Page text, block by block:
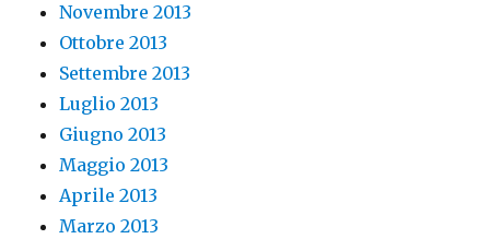
Novembre 2013
Ottobre 2013
Settembre 2013
Luglio 2013
Giugno 2013
Maggio 2013
Aprile 2013
Marzo 2013